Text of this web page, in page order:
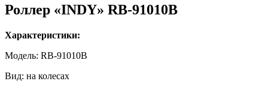
Роллер «INDY» RB-91010B
Характеристики:
Модель: RB-91010B
Вид: на колесах